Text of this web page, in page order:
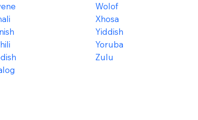
Wolof
Xhosa
Yiddish
Yoruba
Zulu